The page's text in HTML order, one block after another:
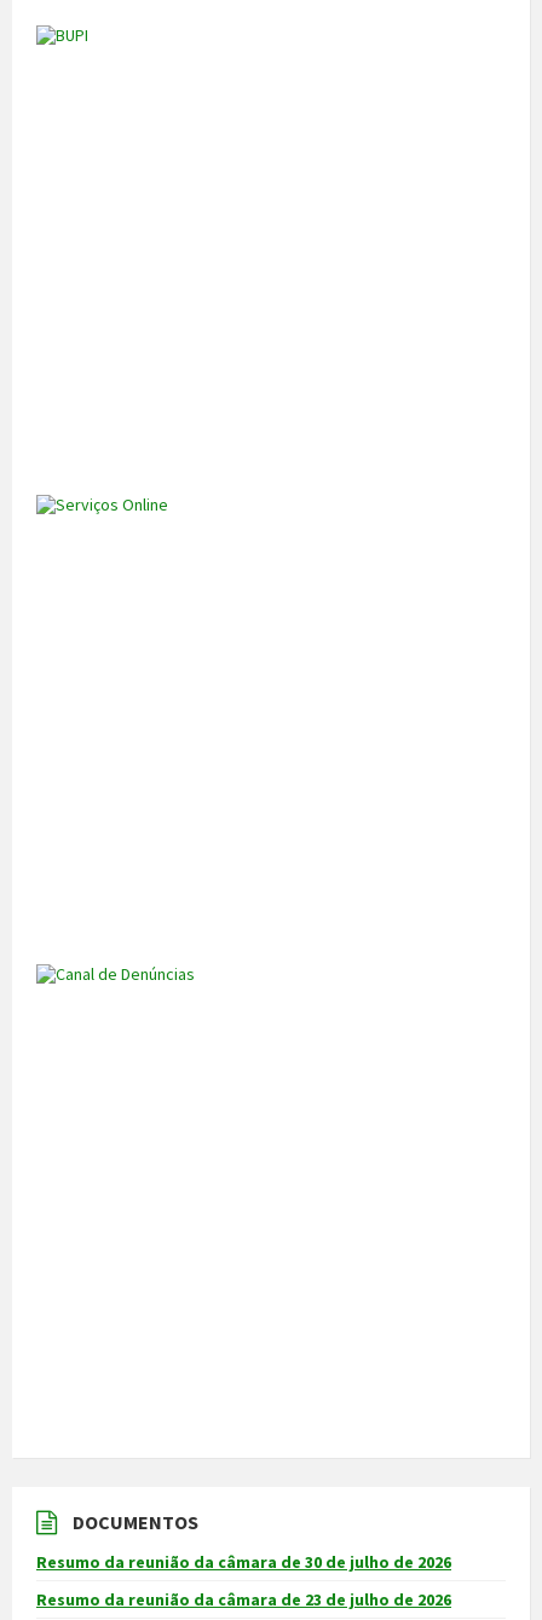
DOCUMENTOS
Resumo da reunião da câmara de 30 de julho de 2026
Resumo da reunião da câmara de 23 de julho de 2026